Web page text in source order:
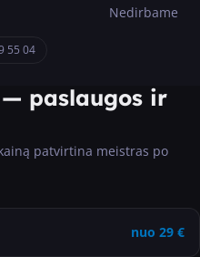
Nedirbame
55 04
paslaugos ir
patvirtina meistras po
nuo 29 €